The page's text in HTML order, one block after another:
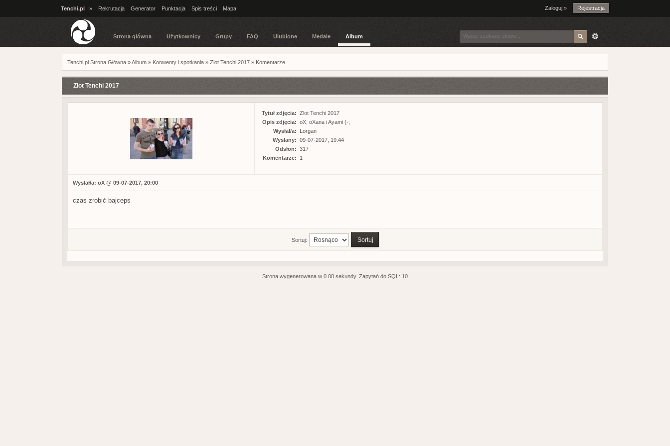
Tenchi.pl » Rekrutacja Generator Punktacja Spis treści Mapa Zaloguj » Rejestracja
Strona główna Użytkownicy Grupy FAQ Ulubione Medale Album
Tenchi.pl Strona Główna »Album » Konwenty i spotkania » Zlot Tenchi 2017 » Komentarze
Zlot Tenchi 2017
Tytuł zdjęcia: Zlot Tenchi 2017
Opis zdjęcia: oX, oXana i Ayami (-;
Wysłał/a:
Lorgan
Wysłany: 09-07-2017, 19:44
Odsłon: 317
Komentarze:
1
Wysłał/a: oX @ 09-07-2017, 20:00
czas zrobić bajceps
Sortuj:
Strona wygenerowana w 0.08 sekundy. Zapytań do SQL: 10